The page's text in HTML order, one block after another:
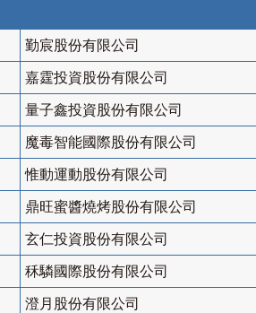
勤宸股份有限公司
嘉霆投資股份有限公司
量子鑫投資股份有限公司
魔毒智能國際股份有限公司
惟動運動股份有限公司
鼎旺蜜醬燒烤股份有限公司
玄仁投資股份有限公司
秝驎國際股份有限公司
澄月股份有限公司